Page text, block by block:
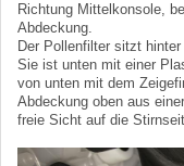
Richtung Mittelkonsole,
Abdeckung.
Der Pollenfilter sitzt
Sie ist unten mit einer
von unten mit dem
Abdeckung oben aus
freie Sicht auf die